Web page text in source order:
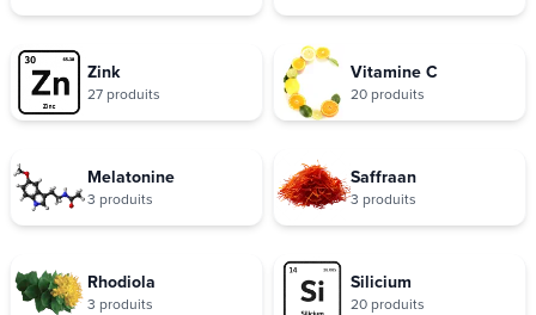
Zink
27 produits
Vitamine C
20 produits
Melatonine
3 produits
Saffraan
3 produits
Rhodiola
3 produits
Silicium
20 produits